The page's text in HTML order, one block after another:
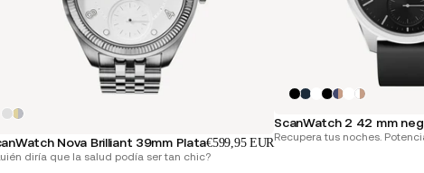
Nova Brilliant 39mm Plata€599,95 EUR
diría que la salud podía ser tan chic?
ScanWatch 2 42 mm
Recupera tus noches.